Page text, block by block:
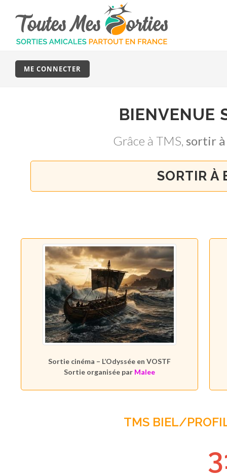
ME CONNECTER
BIENVENUE
Grâce à TMS, sortir à
SORTIR À
Sortie cinéma – L’Odyssée en VOSTF
Sortie organisée par Malee
TMS BIEL/